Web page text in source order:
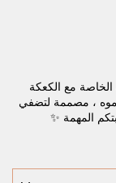
مع الكعكة
، مصممة لتضفي
المهمة ✨